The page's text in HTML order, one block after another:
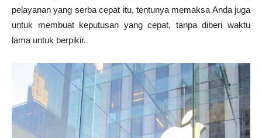
pelayanan yang serba cepat itu, tentunya memaksa Anda juga
untuk membuat keputusan yang cepat, tanpa diberi waktu
lama untuk berpikir.